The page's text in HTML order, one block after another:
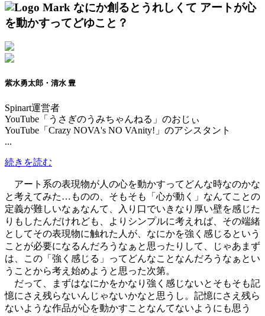
なにか創るとうれしくて アートが心
を動かすってどゆこと？
紫水勇太郎・清水 豊
Spinart運営者
YouTube「うさぎのうみちゃんねる」のおじぃ
YouTube「Crazy NOVA's NO VAnity!」のアシスタント
...
続きを読む
アート系の表現物が人の心を動かすってどんな時なのかな
と考えてみた…ものの、そもそも「心が動く」なんてことの
定義が難しいなぁなんて、入り口でいきなり厚い壁を感じた
りもしたんだけれども、よりシンプルに考えれば、その端緒
としてその表現物に触れた人が、なにかを強く感じるという
ことが必要になるんだろうなぁと思ったりして、じゃあまず
は、この「強く感じる」ってどんなことなんだろうなぁとい
うことから考え始めようと思った次第。
だって、まずはなにかをかなり強く感じないとそもそも記
憶にさえ残らないんじゃないかなと思うし。記憶にさえ残ら
ないような作品が心を動かすことなんてないようにも思う